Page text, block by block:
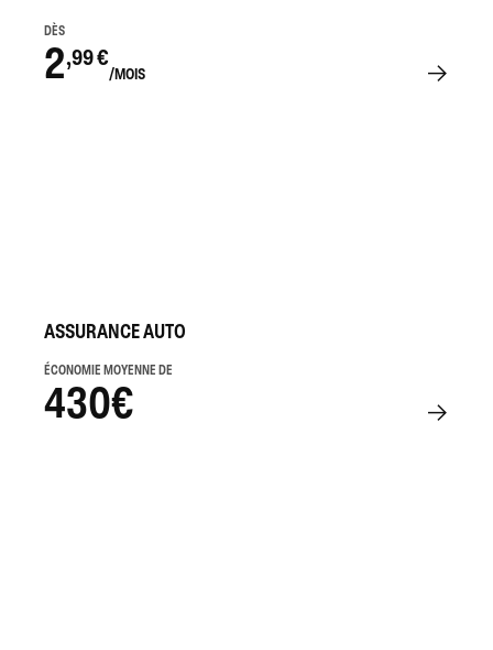
DÈS
2,99 €
/MOIS
ASSURANCE AUTO
ÉCONOMIE MOYENNE DE
430€